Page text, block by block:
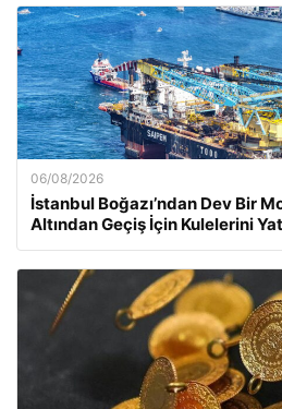
06/08/2026
İstanbul Boğazı’ndan Dev Bir
Altından Geçiş İçin Kulelerini